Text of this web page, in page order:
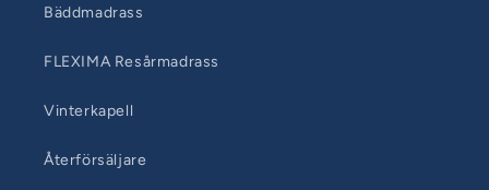
Bäddmadrass
FLEXIMA Resårmadrass
Vinterkapell
Återförsäljare